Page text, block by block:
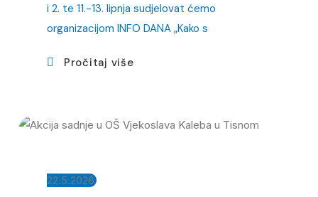
i 2. te 11.-13. lipnja sudjelovat ćemo
organizacijom INFO DANA „Kako s
Pročitaj više
22.5.2026.